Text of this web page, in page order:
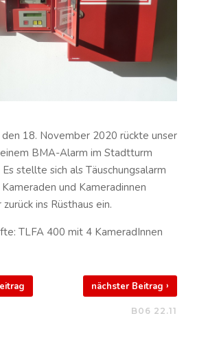
18. November 2020 rückte unser
BMA-Alarm im Stadtturm
Es stellte sich als Täuschungsalarm
und Kameradinnen
ins Rüsthaus ein.
TLFA 400 mit 4 KameradInnen
nächster Beitrag›
B06 22.11